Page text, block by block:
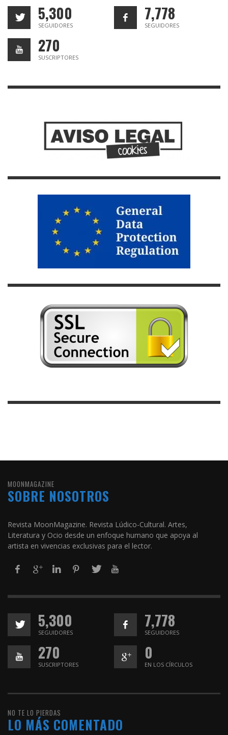
5,300
SEGUIDORES
7,778
SEGUIDORES
270
SUSCRIPTORES
MOONMAGAZINE
SOBRE NOSOTROS
Revista MoonMagazine. Revista Lúdico-Cultural. Artes,
Literatura y Ocio desde un enfoque humano que apoya al
artista en vivencias exclusivas para el lector.
5,300
SEGUIDORES
7,778
SEGUIDORES
270
SUSCRIPTORES
0
EN LOS CÍRCULOS
NO TE LO PIERDAS
LO MÁS COMENTADO